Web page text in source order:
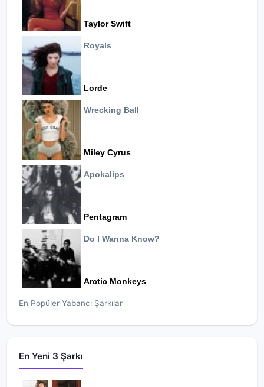
Taylor Swift
Royals
Lorde
Wrecking Ball
Miley Cyrus
Apokalips
Pentagram
Do I Wanna Know?
Arctic Monkeys
En Popüler Yabancı Şarkılar
En Yeni 3 Şarkı